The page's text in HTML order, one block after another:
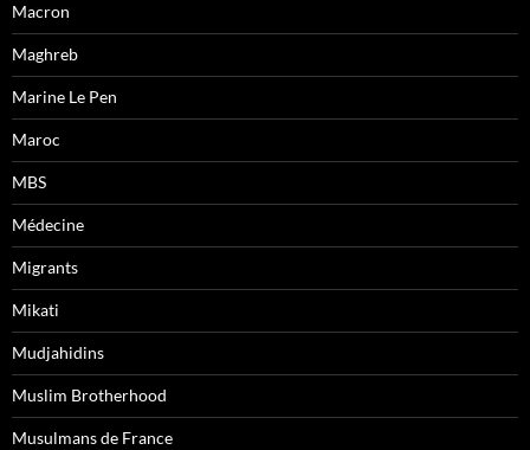
Macron
Maghreb
Marine Le Pen
Maroc
MBS
Médecine
Migrants
Mikati
Mudjahidins
Muslim Brotherhood
Musulmans de France